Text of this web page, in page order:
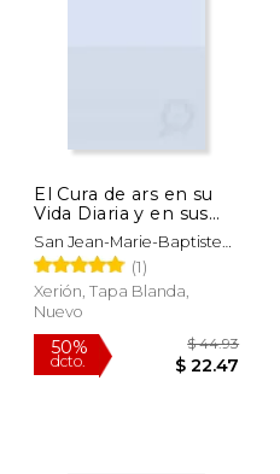
El Cura de ars en su
Vida Diaria y en sus
Sermones: Sermones
Eucarísticos
San Jean-Marie-Baptiste
Vianney
(1)
Xerión, Tapa Blanda,
Nuevo